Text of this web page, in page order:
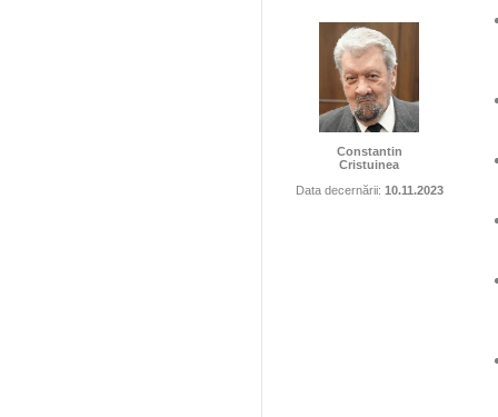
Constantin
Cristuinea
Data decernării: 10.11.2023